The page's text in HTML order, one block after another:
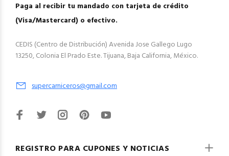
Paga al recibir tu mandado con tarjeta de crédito
(Visa/Mastercard) o efectivo.
CEDIS (Centro de Distribución) Avenida Jose Gallego Lugo
13250, Colonia El Prado Este. Tijuana, Baja California, México.
supercarniceros@gmail.com
REGISTRO PARA CUPONES Y NOTICIAS